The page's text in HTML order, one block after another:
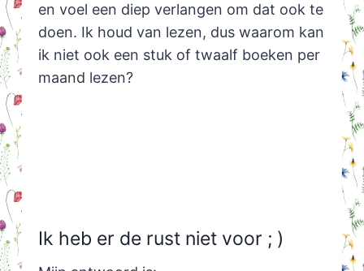
en voel een diep verlangen om dat ook te
doen. Ik houd van lezen, dus waarom kan
ik niet ook een stuk of twaalf boeken per
maand lezen?
Ik heb er de rust niet voor ; )